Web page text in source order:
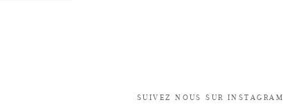
SUIVEZ NOUS SUR INSTAGRAM